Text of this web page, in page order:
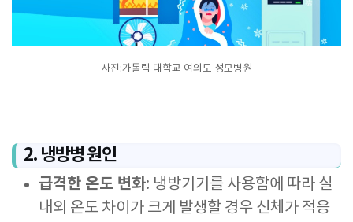
사진:가톨릭 대학교 여의도 성모병원
2. 냉방병 원인
급격한 온도 변화: 냉방기기를 사용함에 따라 실
내외 온도 차이가 크게 발생할 경우 신체가 적응